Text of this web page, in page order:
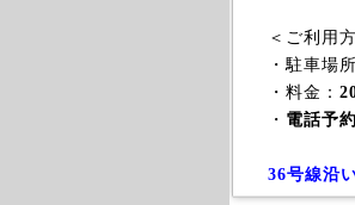
＜ご利用
・駐車場所
・料金：
・ 電話予
36号線沿